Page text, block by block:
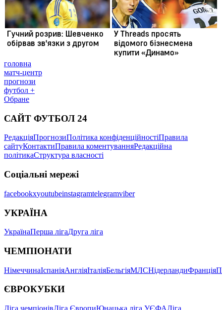
головна
матч-центр
прогнози
футбол +
Обране
САЙТ ФУТБОЛ 24
РедакціяПрогнозиПолітика конфіденційностіПравила
сайтуКонтактиПравила коментуванняРедакційна
політикаСтруктура власності
Соціальні мережі
facebookxyoutubeinstagramtelegramviber
УКРАЇНА
УкраїнаПерша лігаДруга ліга
ЧЕМПІОНАТИ
НімеччинаІспаніяАнгліяІталіяБельгіяМЛСНідерландиФранція
ЄВРОКУБКИ